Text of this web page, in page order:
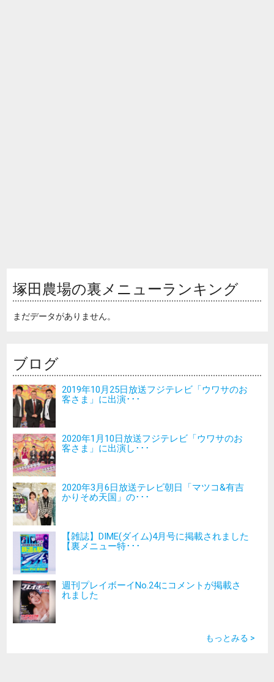
塚田農場の裏メニューランキング
まだデータがありません。
ブログ
2019年10月25日放送フジテレビ「ウワサのお
客さま」に出演･･･
2020年1月10日放送フジテレビ「ウワサのお
客さま」に出演し･･･
2020年3月6日放送テレビ朝日「マツコ&有吉
かりそめ天国」の･･･
【雑誌】DIME(ダイム)4月号に掲載されました
【裏メニュー特･･･
週刊プレイボーイNo.24にコメントが掲載さ
れました
もっとみる >